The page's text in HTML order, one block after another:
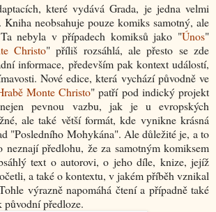
které vydává Grada, je jedna velmi
neobsahuje pouze komiks samotný, ale
nebyla v případech komiksů jako "Únos"
Christo" příliš rozsáhlá, ale přesto se zde
informace, především pak kontext událostí,
Nové edice, která vychází původně ve
Monte Christo" patří pod indický projekt
pevnou vazbu, jak je u evropských
ale také větší formát, kde vynikne krásná
"Posledního Mohykána". Ale důležité je, a to
neznají předlohu, že za samotným komiksem
text o autorovi, o jeho díle, knize, jejíž
a také o kontextu, v jakém příběh vznikal
výrazně napomáhá čtení a případně také
předloze.